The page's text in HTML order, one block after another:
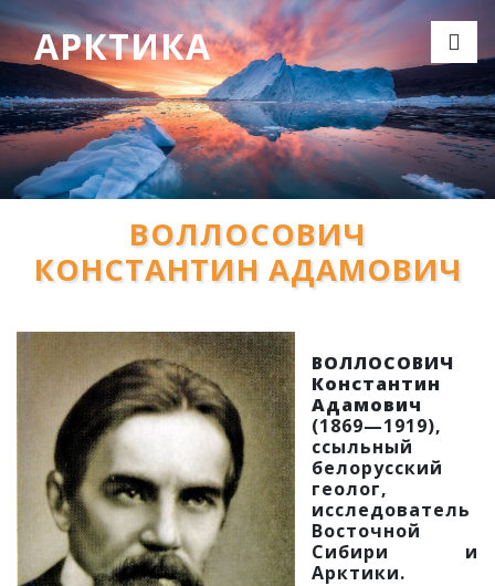
АРКТИКА
ВОЛЛОСОВИЧ
КОНСТАНТИН АДАМОВИЧ
ВОЛЛОСОВИЧ
Константин
Адамович
(1869—1919),
ссыльный
белорусский
геолог,
исследователь
Восточной
Сибири и
Арктики.